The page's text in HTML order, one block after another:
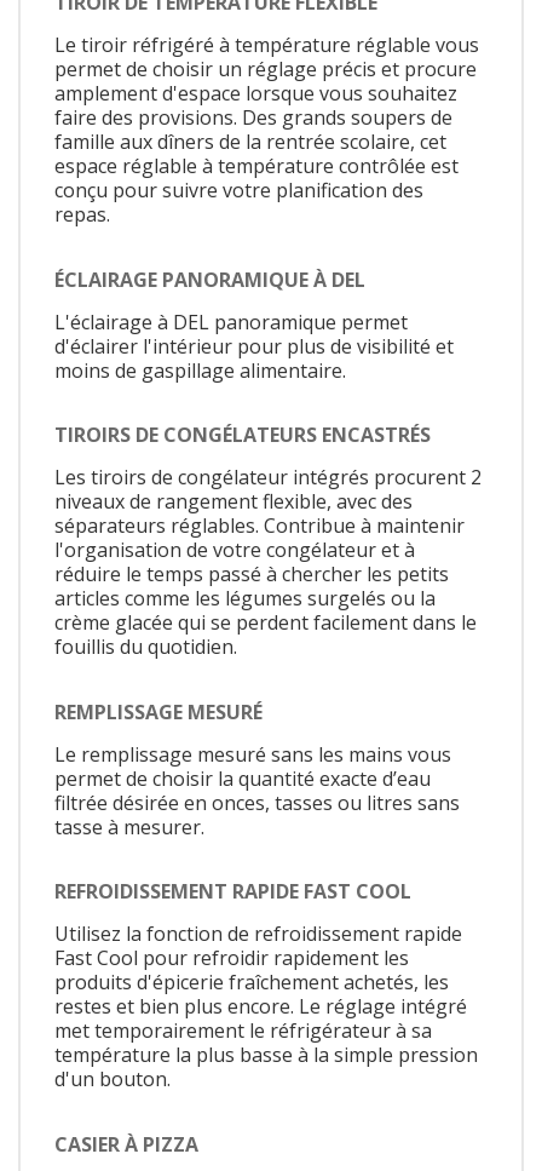
Le tiroir réfrigéré à température réglable vous
permet de choisir un réglage précis et procure
amplement d'espace lorsque vous souhaitez
faire des provisions. Des grands soupers de
famille aux dîners de la rentrée scolaire, cet
espace réglable à température contrôlée est
conçu pour suivre votre planification des
repas.
ÉCLAIRAGE PANORAMIQUE À DEL
L'éclairage à DEL panoramique permet
d'éclairer l'intérieur pour plus de visibilité et
moins de gaspillage alimentaire.
TIROIRS DE CONGÉLATEURS ENCASTRÉS
Les tiroirs de congélateur intégrés procurent 2
niveaux de rangement flexible, avec des
séparateurs réglables. Contribue à maintenir
l'organisation de votre congélateur et à
réduire le temps passé à chercher les petits
articles comme les légumes surgelés ou la
crème glacée qui se perdent facilement dans le
fouillis du quotidien.
REMPLISSAGE MESURÉ
Le remplissage mesuré sans les mains vous
permet de choisir la quantité exacte d’eau
filtrée désirée en onces, tasses ou litres sans
tasse à mesurer.
REFROIDISSEMENT RAPIDE FAST COOL
Utilisez la fonction de refroidissement rapide
Fast Cool pour refroidir rapidement les
produits d'épicerie fraîchement achetés, les
restes et bien plus encore. Le réglage intégré
met temporairement le réfrigérateur à sa
température la plus basse à la simple pression
d'un bouton.
CASIER À PIZZA